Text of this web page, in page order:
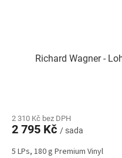
Richard Wagner -
2 310 Kč bez DPH
2 795 Kč / sada
5 LPs, 180 g Premium Vinyl